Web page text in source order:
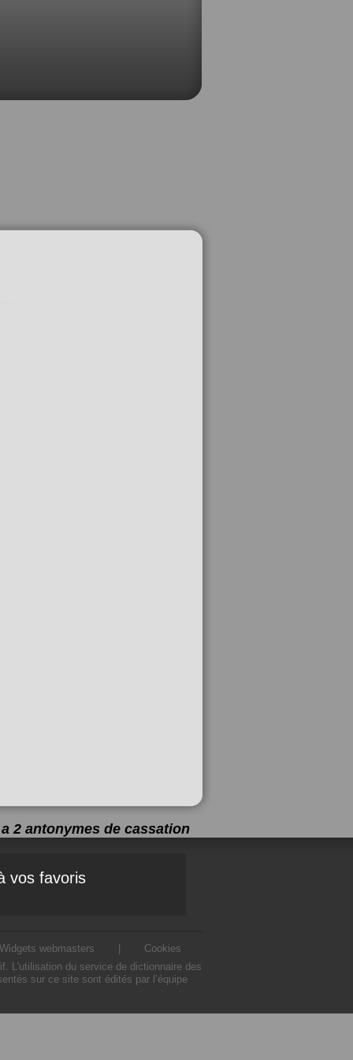
2 antonymes de cassation
vos favoris
Widgets webmasters
Cookies
L'utilisation du service de dictionnaire des
sur ce site sont édités par l’équipe